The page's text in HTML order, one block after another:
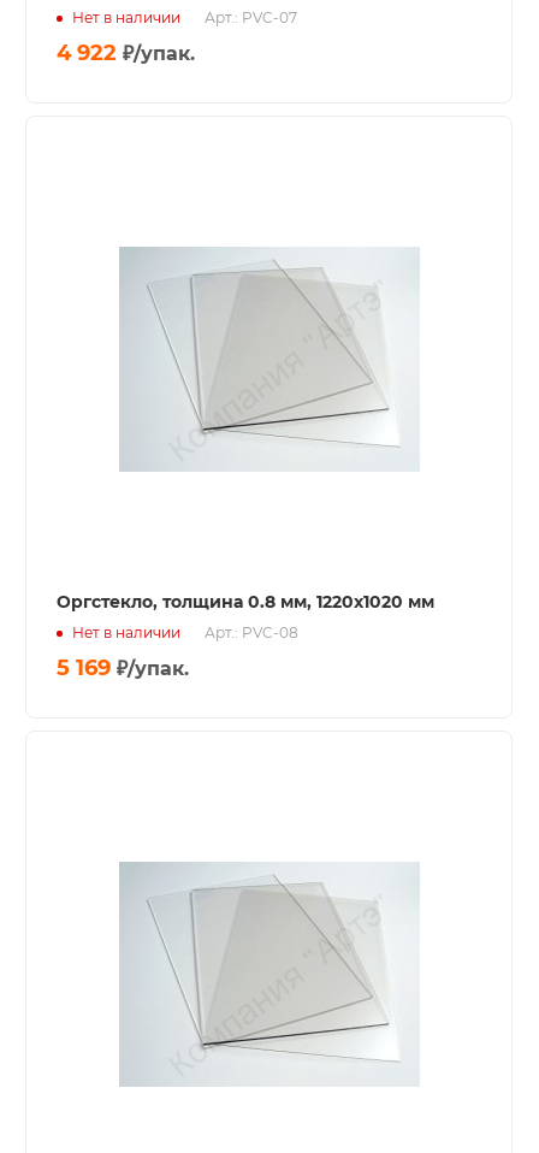
Нет в наличии Арт.: PVC-07
4 922 ₽/упак.
Оргстекло, толщина 0.8 мм, 1220x1020 мм
Нет в наличии Арт.: PVC-08
5 169 ₽/упак.